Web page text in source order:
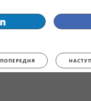
ПОПЕРЕДНЯ